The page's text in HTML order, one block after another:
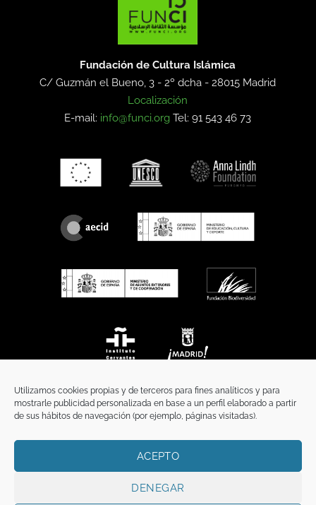
Utilizamos cookies propias y de terceros para fines analíticos y para
mostrarle publicidad personalizada en base a un perfil elaborado a partir
de sus hábitos de navegación (por ejemplo, páginas visitadas).
ACEPTO
DENEGAR
Fundación de Cultura Islámica
C/ Guzmán el Bueno, 3 - 2º dcha -28015 Madrid
Localización
E-mail: info@funci.org Tel: 91 543 46 73
TÉRMINOS Y CONDICIONES